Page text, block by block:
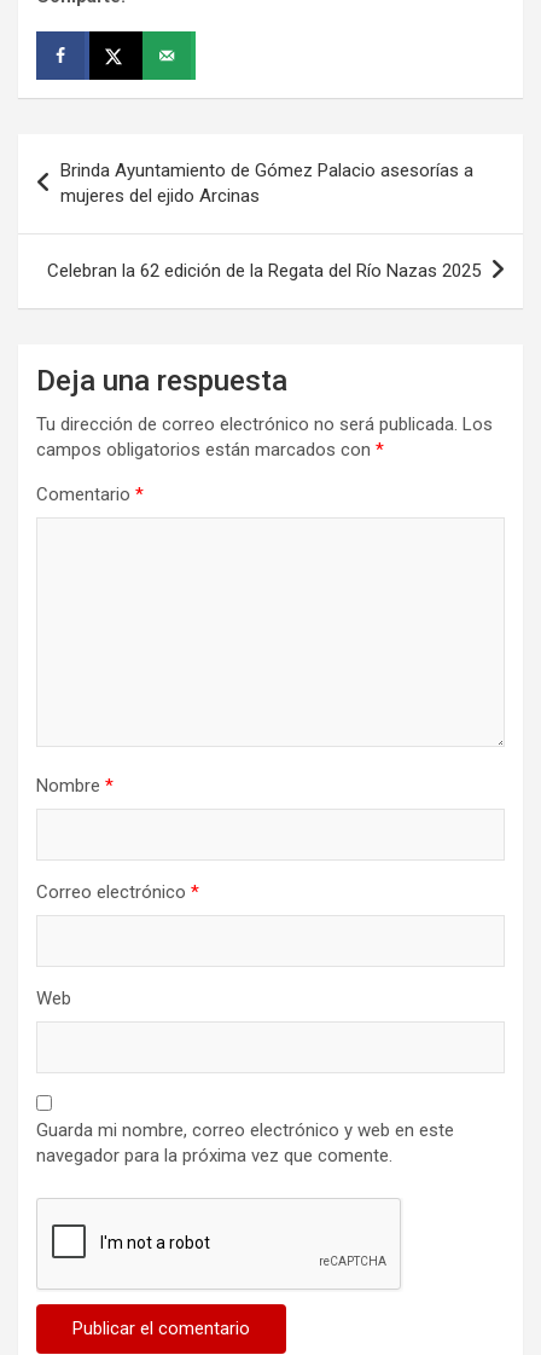
de
entradas
Brinda Ayuntamiento de Gómez Palacio asesorías a
mujeres del ejido Arcinas
Celebran la 62 edición de la Regata del Río Nazas 2025
Deja una respuesta
Tu dirección de correo electrónico no será publicada. Los
campos obligatorios están marcados con *
Comentario *
Nombre *
Correo electrónico *
Web
Guarda mi nombre, correo electrónico y web en este
navegador para la próxima vez que comente.